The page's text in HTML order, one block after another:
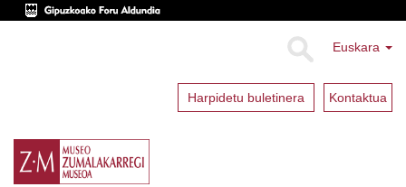
Euskara
Harpidetu buletinera Kontaktua